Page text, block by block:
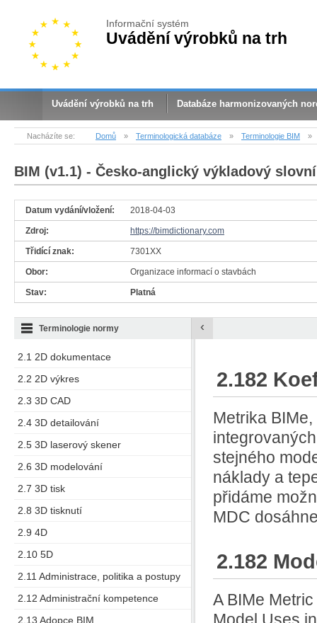
Informační systém
Uvádění výrobků na trh
Uvádění výrobků na trh Databáze harmonizovaných
Nacházíte se: Domů » Terminologická databáze » Terminologie BIM »
BIM (v1.1) - Česko-anglický výkladový
Datum vydání/vložení: 2018-04-03
Zdroj: https://bimdictionary.com
Třidící znak: 7301XX
Obor: Organizace informací o stavbách
Stav: Platná
2.1 2D dokumentace
2.2 2D výkres
2.3 3D CAD
2.4 3D detailování
2.5 3D laserový skener
2.6 3D modelování
2.7 3D tisk
2.8 3D tisknutí
2.9 4D
2.10 5D
2.11 Administrace, politika a postupy
2.12 Administrační kompetence
2.13 Adopce BIM
Terminologie normy ‹
2.182
Metrika
stejného
náklady a
přidáme
MDC
2.182
A BIMe